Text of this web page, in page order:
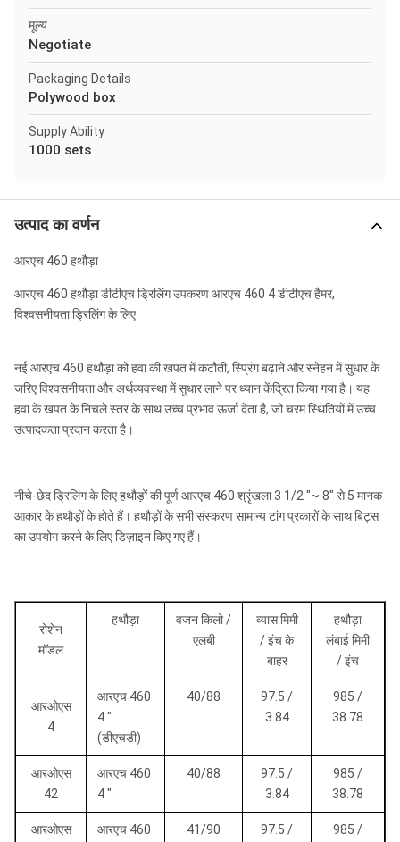
मूल्य
Negotiate
Packaging Details
Polywood box
Supply Ability
1000 sets
उत्पाद का वर्णन
आरएच 460 हथौड़ा
आरएच 460 हथौड़ा डीटीएच ड्रिलिंग उपकरण आरएच 460 4 डीटीएच हैमर,
विश्वसनीयता ड्रिलिंग के लिए
नई आरएच 460 हथौड़ा को हवा की खपत में कटौती, स्प्रिंग बढ़ाने और स्नेहन में सुधार के
जरिए विश्वसनीयता और अर्थव्यवस्था में सुधार लाने पर ध्यान केंद्रित किया गया है। यह
हवा के खपत के निचले स्तर के साथ उच्च प्रभाव ऊर्जा देता है, जो चरम स्थितियों में उच्च
उत्पादकता प्रदान करता है।
नीचे-छेद ड्रिलिंग के लिए हथौड़ों की पूर्ण आरएच 460 श्रृंखला 3 1/2 "~ 8" से 5 मानक
आकार के हथौड़ों के होते हैं। हथौड़ों के सभी संस्करण सामान्य टांग प्रकारों के साथ बिट्स
का उपयोग करने के लिए डिज़ाइन किए गए हैं।
रोशेन
मॉडल
हथौड़ा
वजन किलो /
एलबी
व्यास मिमी
/ इंच के
बाहर
हथौड़ा
लंबाई मिमी
/ इंच
आरओएस
4
आरएच 460
4 "
(डीएचडी)
40/88
97.5 /
3.84
985 /
38.78
आरओएस
42
आरएच 460
4 "
40/88
97.5 /
3.84
985 /
38.78
आरओएस
आरएच 460
41/90
97.5 /
985 /